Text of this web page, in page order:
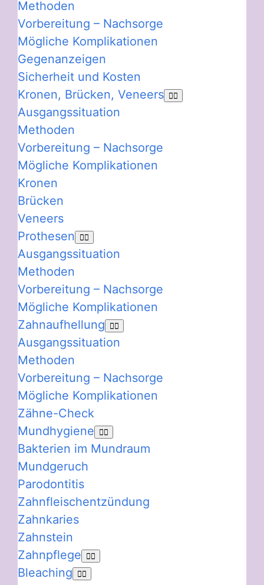
Methoden
Vorbereitung – Nachsorge
Mögliche Komplikationen
Gegenanzeigen
Sicherheit und Kosten
Kronen, Brücken, Veneers
Ausgangssituation
Methoden
Vorbereitung – Nachsorge
Mögliche Komplikationen
Kronen
Brücken
Veneers
Prothesen
Ausgangssituation
Methoden
Vorbereitung – Nachsorge
Mögliche Komplikationen
Zahnaufhellung
Ausgangssituation
Methoden
Vorbereitung – Nachsorge
Mögliche Komplikationen
Zähne-Check
Mundhygiene
Bakterien im Mundraum
Mundgeruch
Parodontitis
Zahnfleischentzündung
Zahnkaries
Zahnstein
Zahnpflege
Bleaching